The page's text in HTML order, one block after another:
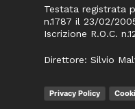
Testata registrata
n.1787 il 23/02/
Iscrizione R.O.C.
Direttore: Silvio
Privacy Policy